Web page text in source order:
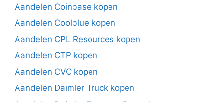
Aandelen Coinbase kopen
Aandelen Coolblue kopen
Aandelen CPL Resources kopen
Aandelen CTP kopen
Aandelen CVC kopen
Aandelen Daimler Truck kopen